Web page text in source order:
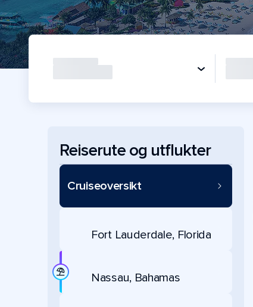
Reiserute og utflukter
Cruiseoversikt
Fort Lauderdale, Florida
Nassau, Bahamas